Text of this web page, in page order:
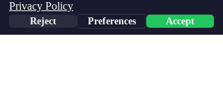
Phone Email Facebook
Privacy Policy
Reject Preferences Accept